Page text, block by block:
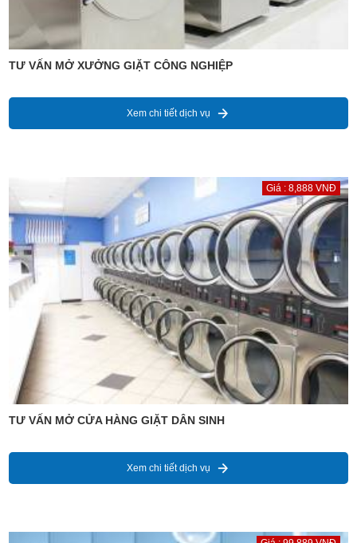
TƯ VẤN MỞ XƯỞNG GIẶT CÔNG NGHIỆP
Xem chi tiết dịch vụ
Giá : 8,888 VNĐ
TƯ VẤN MỞ CỬA HÀNG GIẶT DÂN SINH
Xem chi tiết dịch vụ